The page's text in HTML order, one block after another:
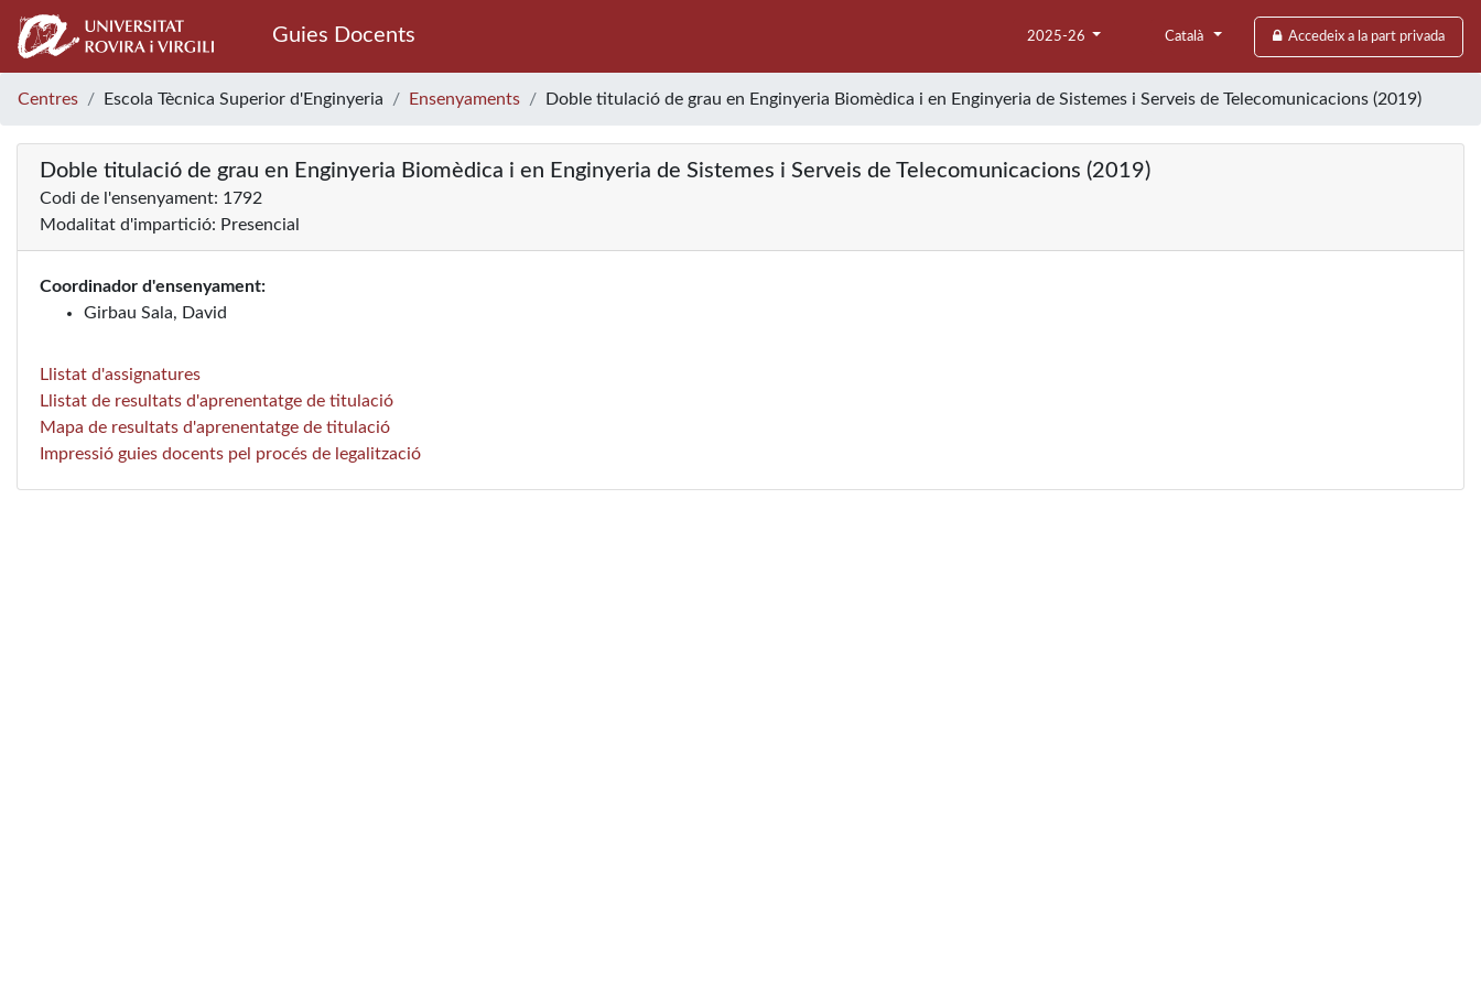
Guies Docents 2025-26 Català Accedeix a la part privada
Centres Escola Tècnica Superior d'Enginyeria Ensenyaments Doble titulació de grau en Enginyeria Biomèdica i en Enginyeria de Sistemes i Serveis de Telecomunicacions (2019)
Doble titulació de grau en Enginyeria Biomèdica i en Enginyeria de Sistemes i Serveis de Telecomunicacions (2019)
Codi de l'ensenyament: 1792
Modalitat d'impartició: Presencial
Coordinador d'ensenyament:
Girbau Sala, David
Llistat d'assignatures
Llistat de resultats d'aprenentatge de titulació
Mapa de resultats d'aprenentatge de titulació
Impressió guies docents pel procés de legalització